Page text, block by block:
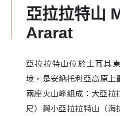
亞拉拉特山
Ararat
亞拉拉特山位於土耳其
境，是安納托利亞高原
兩座火山峰組成：大亞
尺）與小亞拉拉特山（